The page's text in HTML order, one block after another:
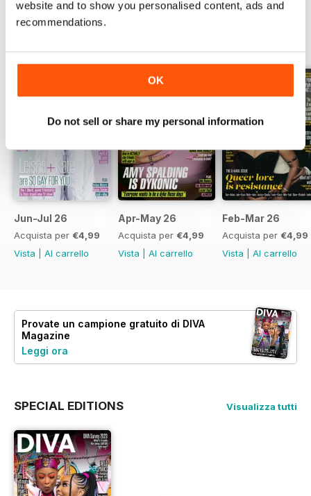
website and to show you personalised content, ads and
recommendations.
OK
Do not sell or share my personal information
Jun-Jul 26
Acquista per €4,99
Vista
Al carrello
Apr-May 26
Acquista per €4,99
Vista
Al carrello
Feb-Mar 26
Acquista per €4,99
Vista
Al carrello
Provate un campione gratuito di DIVA
Magazine
Leggi ora
SPECIAL EDITIONS Visualizza tutti